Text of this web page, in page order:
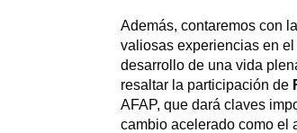
Además, contaremos con
valiosas experiencias en
desarrollo de una vida
resaltar la participación de
AFAP, que dará claves
cambio acelerado como el